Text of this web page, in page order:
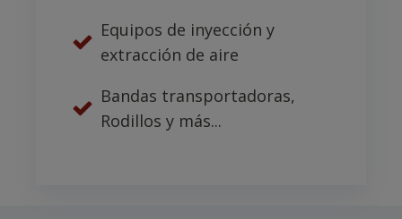
Equipos de inyección y
extracción de aire
Bandas transportadoras,
Rodillos y más...